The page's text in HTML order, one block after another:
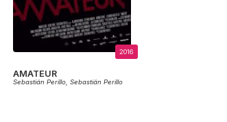
2016
AMATEUR
Sebastián Perillo, Sebastián Perillo